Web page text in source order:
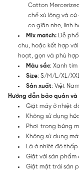
Cotton
chế xù lông và
co giãn nhẹ, linh
Mix match: Dễ
chu, hoặc kết hợp
hoạt, gọn và phù
Màu sắc: Xanh
Size: S/M/L/XL/
Sản xuất: Việt Nam
Hướng dẫn bảo quản
Giặt máy ở nhiệt
Không sử dụng
Phơi trong bóng
Không sử dụng
Là ở nhiệt độ thấp
Giặt với sản phẩm
Giặt mặt trái sản